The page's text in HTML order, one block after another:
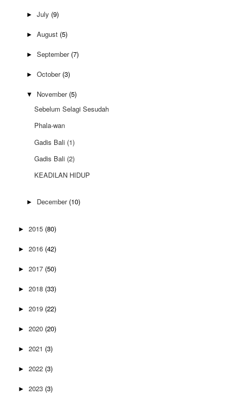
► July (9)
► August (5)
► September (7)
► October (3)
▼ November (5)
Sebelum Selagi Sesudah
Phala-wan
Gadis Bali (1)
Gadis Bali (2)
KEADILAN HIDUP
► December (10)
► 2015 (80)
► 2016 (42)
► 2017 (50)
► 2018 (33)
► 2019 (22)
► 2020 (20)
► 2021 (3)
► 2022 (3)
► 2023 (3)